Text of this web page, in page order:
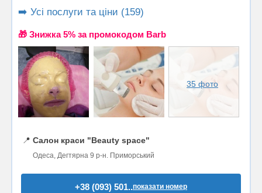
➡️ Усі послуги та ціни (159)
🎁 Знижка 5% за промокодом Barb
35 фото
📍 Салон краси "Beauty space"
Одеса, Дегтярна 9 р-н. Приморський
+38 (093) 501..показати номер